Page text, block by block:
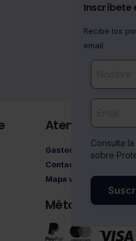
Inscríbete
Recibe los
email
Consulta
sobre
Atención al
Gastos de envío
Contacto
Mapa web
Métodos de